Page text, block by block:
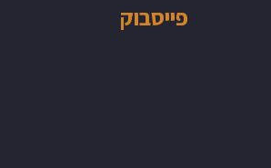
פייסבוק